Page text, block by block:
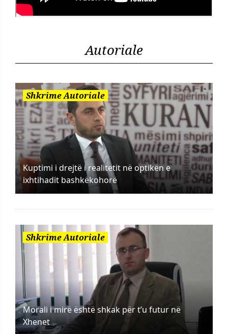
Autoriale
Shkrime Autoriale
Kuptimi i drejtë i realitetit në optikën e
ixhtihadit bashkëkohorë
Shkrime Autoriale
Morali i mirë është shkak për t’u futur në
Xhenet